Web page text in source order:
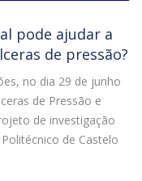
pode ajudar a
de pressão?
no dia 29 de junho
de Pressão e
de investigação
de Castelo